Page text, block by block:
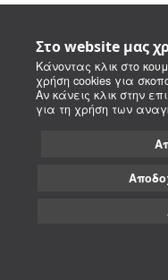
Στο website μας
Κάνοντας κλικ στο
χρήση cookies για
Αν κάνεις κλικ στην
για τη χρήση των